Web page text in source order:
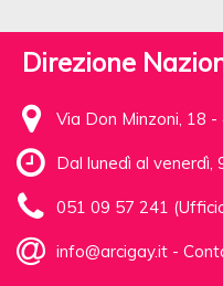
Direzione
Via Don Minzoni, 18
Dal lunedì al venerdì,
051 09 57 241
info@arcigay.it -